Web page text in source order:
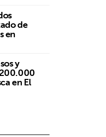
de
en
y
en El